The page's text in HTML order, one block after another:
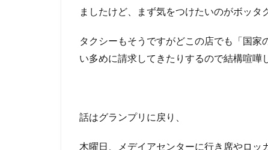
ましたけど、まず気をつけたいのがボッタ
タクシーもそうですがどこの店でも「国
い多めに請求してきたりするので結構喧嘩
話はグランプリに戻り、
木曜日、メデイアセンターに行き席やロッ